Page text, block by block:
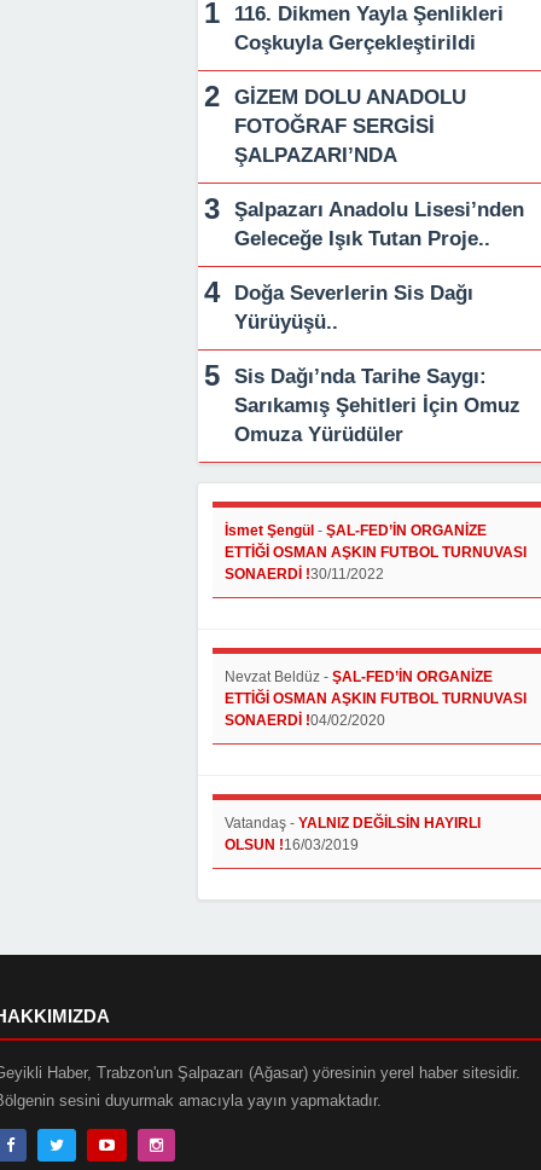
116. Dikmen Yayla Şenlikleri
Coşkuyla Gerçekleştirildi
GİZEM DOLU ANADOLU
FOTOĞRAF SERGİSİ
ŞALPAZARI’NDA
Şalpazarı Anadolu Lisesi’nden
Geleceğe Işık Tutan Proje..
Doğa Severlerin Sis Dağı
Yürüyüşü..
Sis Dağı’nda Tarihe Saygı:
Sarıkamış Şehitleri İçin Omuz
Omuza Yürüdüler
İsmet Şengül - ŞAL-FED’İN ORGANİZE
ETTİĞİ OSMAN AŞKIN FUTBOL TURNUVASI
SONAERDİ !30/11/2022
Nevzat Beldüz - ŞAL-FED’İN ORGANİZE
ETTİĞİ OSMAN AŞKIN FUTBOL TURNUVASI
SONAERDİ !04/02/2020
Vatandaş - YALNIZ DEĞİLSİN HAYIRLI
OLSUN !16/03/2019
Haber, Trabzon'un Şalpazarı (Ağasar) yöresinin yerel haber sitesidir.
sesini duyurmak amacıyla yayın yapmaktadır.